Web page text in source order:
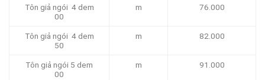
Tôn giả ngói 4 dem
00
m 76.000
Tôn giả ngói 4 dem
50
m 82.000
Tôn giả ngói 5 dem
00
m 91.000